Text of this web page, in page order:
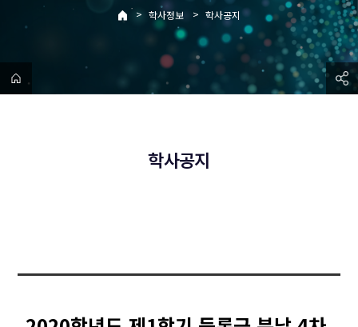
> 학사정보 > 학사공지
학사공지